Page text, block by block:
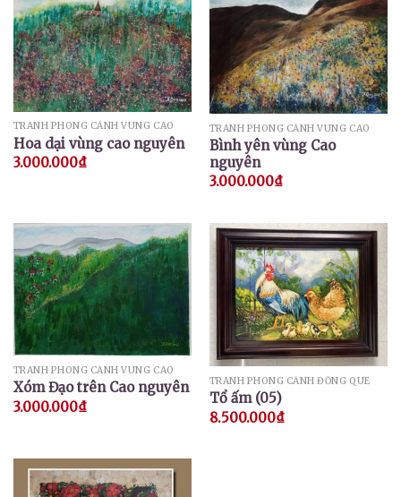
TRANH PHONG CẢNH VÙNG CAO
Hoa dại vùng cao nguyên
3.000.000₫
TRANH PHONG CẢNH VÙNG CAO
Bình yên vùng Cao
nguyên
3.000.000₫
TRANH PHONG CẢNH VÙNG CAO
Xóm Đạo trên Cao nguyên
3.000.000₫
TRANH PHONG CẢNH ĐỒNG QUÊ
Tổ ấm (05)
8.500.000₫